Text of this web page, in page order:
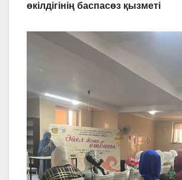
өкілдігінің баспасөз қызметі